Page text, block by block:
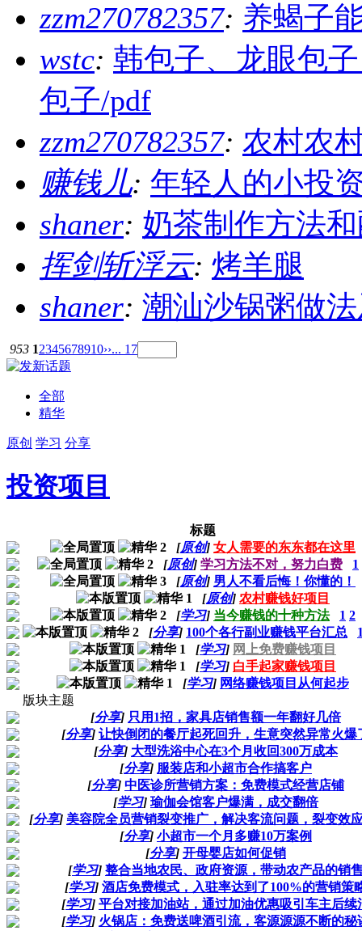
zzm270782357: 养蝎子
wstc: 韩包子、龙眼包
包子/pdf
zzm270782357: 农村农
赚钱儿: 年轻人的小投
shaner: 奶茶制作方法
挥剑斩浮云: 烤羊腿
shaner: 潮汕沙锅粥做
953 12345678910››... 17
全部
精华
原创 学习 分享
投资项目
标题
[原创] 女人需要的东东都在这里
[原创] 学习方法不对，努力白费
1
[原创] 男人不看后悔！你懂的！
[原创] 农村赚钱好项目
[学习] 当今赚钱的十种方法 1 2
[分享] 100个各行副业赚钱平台汇总
[学习] 网上免费赚钱项目
[学习] 白手起家赚钱项目
[学习] 网络赚钱项目从何起步
版块主题
[分享] 只用1招，家具店销售额一年翻好几倍
[分享] 让快倒闭的餐厅起死回升，生意突然异常火爆
[分享] 大型洗浴中心在3个月收回300万成本
[分享] 服装店和小超市合作搞客户
[分享] 中医诊所营销方案：免费模式经营店铺
[学习] 瑜伽会馆客户爆满，成交翻倍
[分享] 美容院全员营销裂变推广，解决客流问题，裂变效
[分享] 小超市一个月多赚10万案例
[分享] 开母婴店如何促销
[学习] 整合当地农民、政府资源，带动农产品的销
[学习] 酒店免费模式，入驻率达到了100%的营销策
[学习] 平台对接加油站，通过加油优惠吸引车主后续
[学习] 火锅店：免费送啤酒引流，客源源源不断的秘